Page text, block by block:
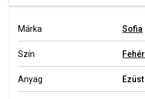
Márka Sofia
Szín Fehér
Anyag Ezüst